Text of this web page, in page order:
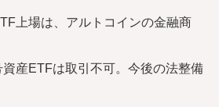
上場は、アルトコインの金融商
資産ETFは取引不可。今後の法整備